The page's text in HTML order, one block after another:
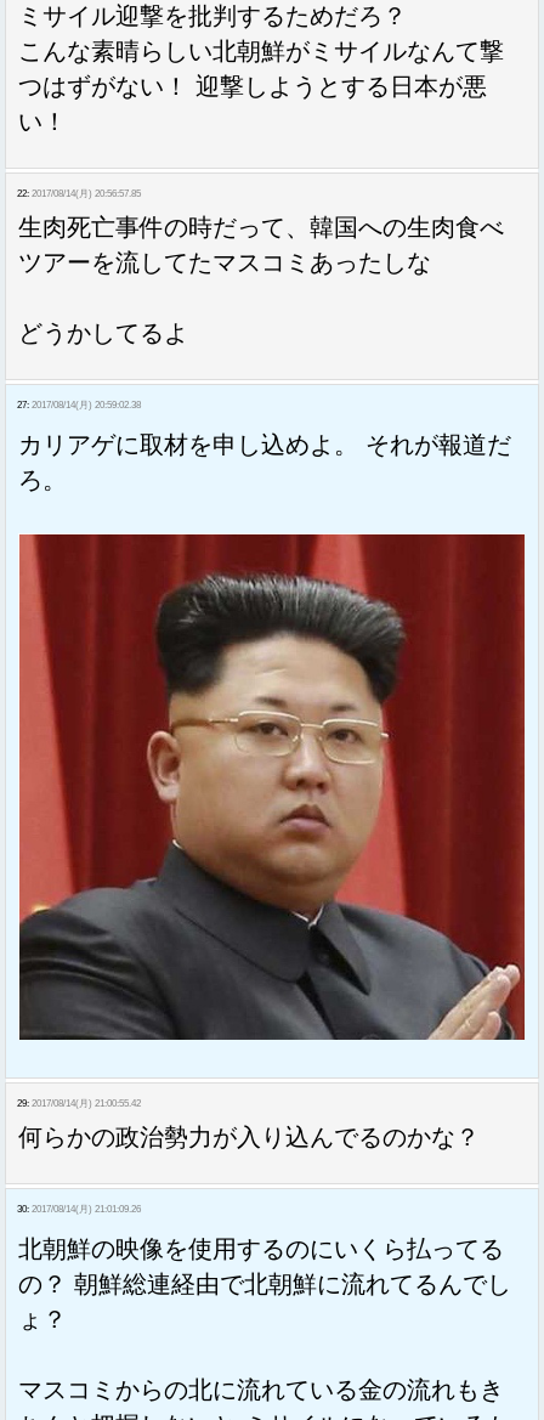
ミサイル迎撃を批判するためだろ？
こんな素晴らしい北朝鮮がミサイルなんて撃
つはずがない！ 迎撃しようとする日本が悪
い！
22: 2017/08/14(月) 20:56:57.85
生肉死亡事件の時だって、韓国への生肉食べ
ツアーを流してたマスコミあったしな
どうかしてるよ
27: 2017/08/14(月) 20:59:02.38
カリアゲに取材を申し込めよ。 それが報道だ
ろ。
29: 2017/08/14(月) 21:00:55.42
何らかの政治勢力が入り込んでるのかな？
30: 2017/08/14(月) 21:01:09.26
北朝鮮の映像を使用するのにいくら払ってる
の？ 朝鮮総連経由で北朝鮮に流れてるんでし
ょ？
マスコミからの北に流れている金の流れもき